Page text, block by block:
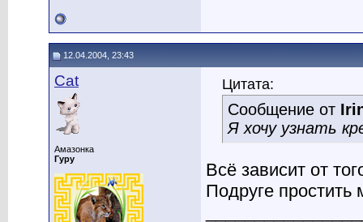
12.04.2004, 23:43
Cat
Амазонка
Гуру
Цитата:
Сообщение от
Я хочу узнать
Всё зависит от
Подруге